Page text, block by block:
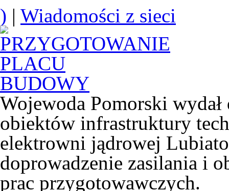
) | Wiadomości z sieci
Wojewoda Pomorski
obiektów infrastruktury
elektrowni jądrowej
doprowadzenie zasilania i
prac przygotowawczych.